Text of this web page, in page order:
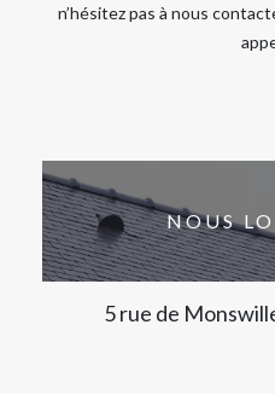
n’hésitez pas à nous
NOUS
5 rue de